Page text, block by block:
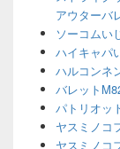
アウターバ
ソーコムい
ハイキャパ
ハルコンネ
バレット
パトリオッ
ヤスミノコ
ヤスミノコ